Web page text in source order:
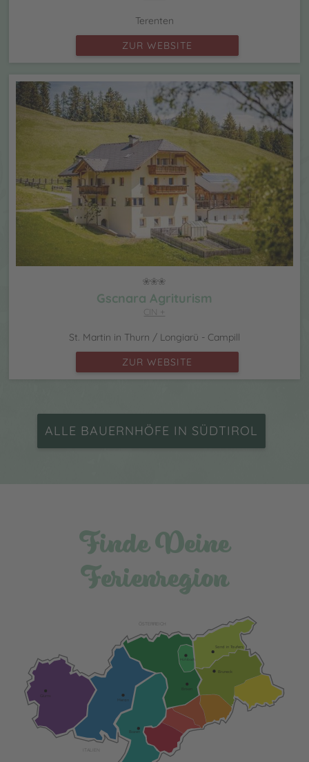
Terenten
ZUR WEBSITE
Gscnara Agriturism
CIN +
St. Martin in Thurn / Longiarü - Campill
ZUR WEBSITE
ALLE BAUERNHÖFE IN SÜDTIROL
Finde Deine
Ferienregion
ÖSTERREICH
Bruneck
Sand in Taufers
Brixen
Mühlbach
Bozen
Meran